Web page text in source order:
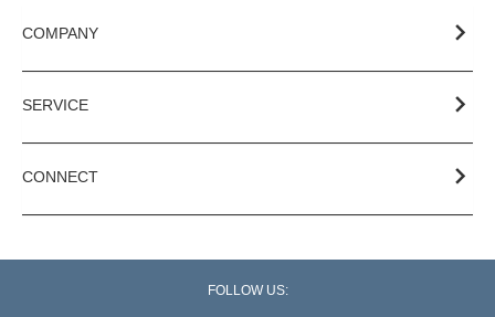
COMPANY
SERVICE
CONNECT
FOLLOW US: